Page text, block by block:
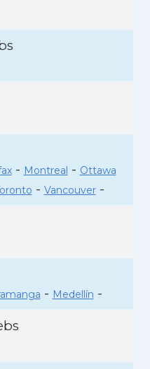
- Montreal - Ottawa
- Vancouver-
- Medellín -